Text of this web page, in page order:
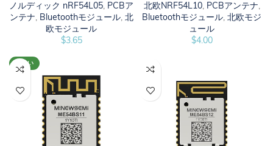
ノルディック nRF54L05, PCBア
ンテナ, Bluetoothモジュール, 北
欧モジュール
$3.65
北欧NRF54L10, PCBアンテナ,
Bluetoothモジュール, 北欧モジ
ュール
$4.00
新しい